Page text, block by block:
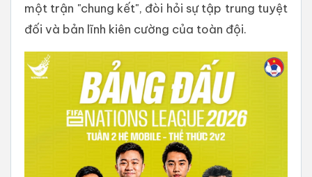
một trận "chung kết", đòi hỏi sự tập trung tuyệt
đối và bản lĩnh kiên cường của toàn đội.